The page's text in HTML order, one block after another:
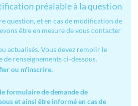
préalable à la question
question, et en cas de modification de
être en mesure de vous contacter
actualisés. Vous devez remplir le
renseignements ci-dessous.
ou m'inscrire.
formulaire de demande de
et ainsi être informé en cas de